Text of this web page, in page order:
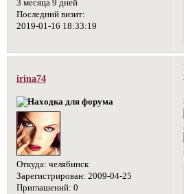
3 месяца 9 дней
Последний визит:
2019-01-16 18:33:19
irina74
Откуда: челябинск
Зарегистрирован: 2009-04-25
Приглашений: 0